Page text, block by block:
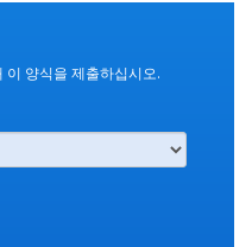
이 양식을 제출하십시오.